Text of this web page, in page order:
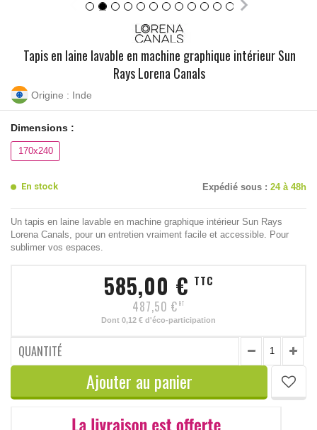
Tapis en laine lavable en machine graphique intérieur Sun
Rays Lorena Canals
Origine : Inde
Dimensions :
170x240
En stock Expédié sous : 24 à 48h
Un tapis en laine lavable en machine graphique intérieur Sun Rays
Lorena Canals, pour un entretien vraiment facile et accessible. Pour
sublimer vos espaces.
585,00 € TTC
487,50 € HT
Dont 0,12 € d'éco-participation
QUANTITÉ
Ajouter au panier